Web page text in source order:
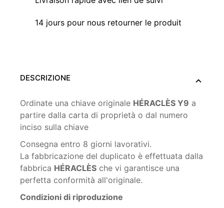
14 jours pour nous retourner le produit
DESCRIZIONE
Ordinate una chiave originale HÉRACLÈS Y9 a
partire dalla carta di proprietà o dal numero
inciso sulla chiave
Consegna entro 8 giorni lavorativi.
La fabbricazione del duplicato è effettuata dalla
fabbrica HÉRACLÈS che vi garantisce una
perfetta conformità all'originale.
Condizioni di riproduzione